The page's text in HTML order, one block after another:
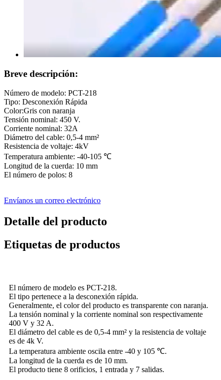
Breve descripción:
Número de modelo: PCT-218
Tipo: Desconexión Rápida
Color:Gris con naranja
Tensión nominal: 450 V.
Corriente nominal: 32A
Diámetro del cable: 0,5-4 mm²
Resistencia de voltaje: 4kV
Temperatura ambiente: -40-105 ℃
Longitud de la cuerda: 10 mm
El número de polos: 8
Envíanos un correo electrónico
Detalle del producto
Etiquetas de productos
El número de modelo es PCT-218.
El tipo pertenece a la desconexión rápida.
Generalmente, el color del producto es transparente con naranja.
La tensión nominal y la corriente nominal son respectivamente
400 V y 32 A.
El diámetro del cable es de 0,5-4 mm² y la resistencia de voltaje
es de 4k V.
La temperatura ambiente oscila entre -40 y 105 ℃.
La longitud de la cuerda es de 10 mm.
El producto tiene 8 orificios, 1 entrada y 7 salidas.